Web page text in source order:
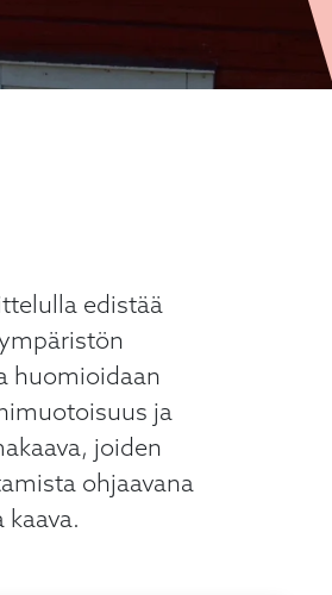
edistää
huomioidaan
ja
joiden
ohjaavana
kaava.